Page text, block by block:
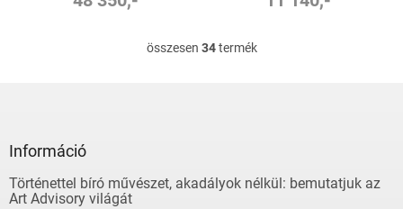
L
á
n
összesen 34termék
Információ
Történettel bíró művészet, akadályok nélkül: bemutatjuk az
Art Advisory világát